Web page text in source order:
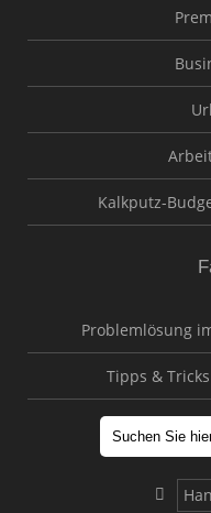
Kalkputz-
Problemlösung
Tipps &